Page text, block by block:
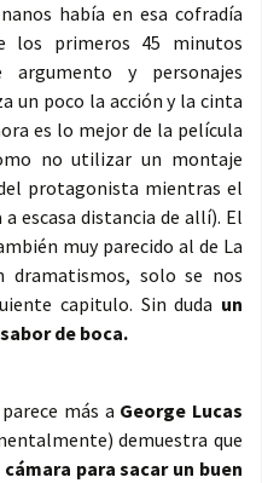
había en esa cofradía
los primeros 45 minutos
argumento y personajes
un poco la acción y la cinta
es lo mejor de la película
no utilizar un montaje
protagonista mientras el
escasa distancia de allí). El
muy parecido al de La
dramatismos, solo se nos
capitulo. Sin duda un
de boca.
más a George Lucas
demuestra que
para sacar un buen